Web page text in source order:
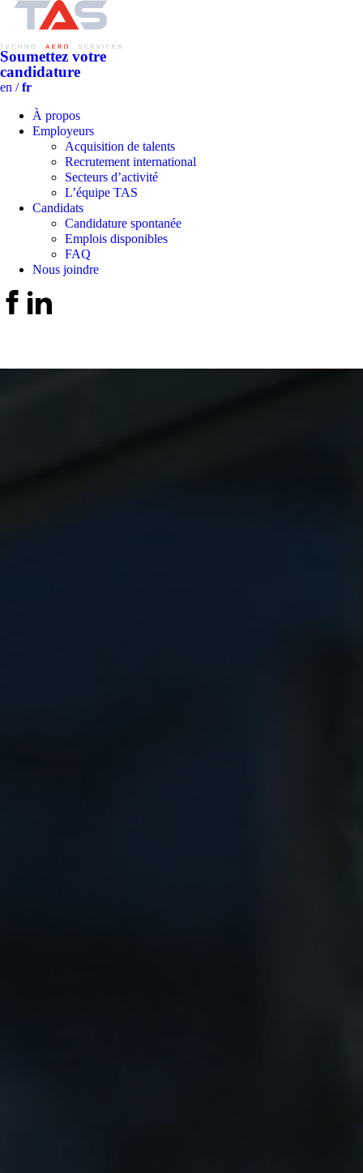
Soumettez votre
candidature
en /fr
À propos
Employeurs
Acquisition de talents
Recrutement international
Secteurs d’activité
L’équipe TAS
Candidats
Candidature spontanée
Emplois disponibles
FAQ
Nous joindre